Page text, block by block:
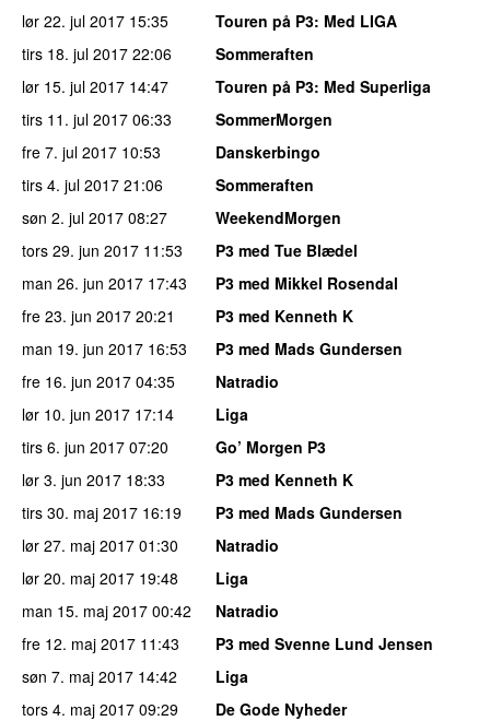
lør 22. jul 2017 15:35 Touren på P3: Med LIGA
tirs 18. jul 2017 22:06
Sommeraften
lør 15. jul 2017 14:47 Touren på P3: Med Superliga
tirs 11. jul 2017 06:33
SommerMorgen
fre 7. jul 2017 10:53
Danskerbingo
tirs 4. jul 2017 21:06
Sommeraften
søn 2. jul 2017 08:27
WeekendMorgen
tors 29. jun 2017 11:53
P3 med Tue Blædel
man 26. jun 2017 17:43
P3 med Mikkel Rosendal
fre 23. jun 2017 20:21
P3 med Kenneth K
man 19. jun 2017 16:53
P3 med Mads Gundersen
fre 16. jun 2017 04:35
Natradio
lør 10. jun 2017 17:14
Liga
tirs 6. jun 2017 07:20
Go’ Morgen P3
lør 3. jun 2017 18:33
P3 med Kenneth K
tirs 30. maj 2017 16:19
P3 med Mads Gundersen
lør 27. maj 2017 01:30
Natradio
lør 20. maj 2017 19:48
Liga
man 15. maj 2017 00:42
Natradio
fre 12. maj 2017 11:43
P3 med Svenne Lund Jensen
søn 7. maj 2017 14:42
Liga
tors 4. maj 2017 09:29
De Gode Nyheder